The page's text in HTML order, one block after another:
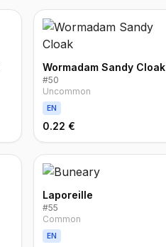
Wormadam Sandy Cloak
#50
Uncommon
EN
0.22 €
Laporeille
#55
Common
EN